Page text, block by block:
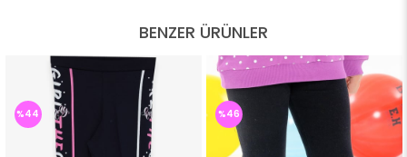
BENZER ÜRÜNLER
%44 %46